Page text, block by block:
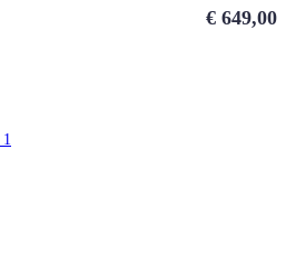
€ 649,00
1